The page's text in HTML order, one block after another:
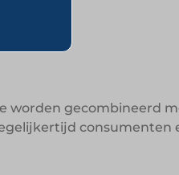
worden gecombineerd
consumenten